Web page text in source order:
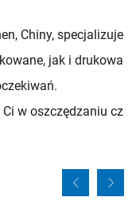
Chiny,
jak i
w oszczędzaniu